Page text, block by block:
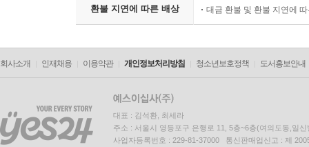
환불 지연에 따른 배상 대금 환불 및 환불 지연에
회사소개 인재채용 이용약관 개인정보처리방침 청소년보호정책 도서홍보안내
대표 : 김석환, 최세라
주소 : 서울시 영등포구 은행로 11, 5층~6층(여의도동,일신
사업자등록번호 : 229-81-37000 통신판매업신고 : 제